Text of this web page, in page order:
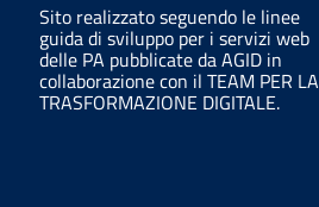
Sito realizzato seguendo le linee
guida di sviluppo per i servizi web
delle PA pubblicate da AGID in
collaborazione con il TEAM PER LA
TRASFORMAZIONE DIGITALE.